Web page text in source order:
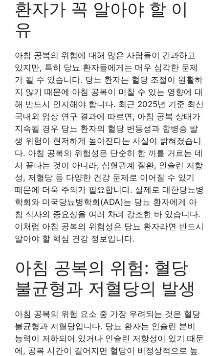
환자가 꼭 알아야 할 이
유
아침 공복의 위험에 대해 많은 사람들이 간과하고
있지만, 특히 당뇨 환자들에게는 매우 심각한 문제
가 될 수 있습니다. 당뇨 환자는 혈당 조절이 원활하
지 않기 때문에 아침 공복이 미칠 수 있는 영향에 대
해 반드시 인지해야 합니다. 최근 2025년 기준 최신
국내외 임상 연구 결과에 따르면, 아침 공복 상태가
지속될 경우 당뇨 환자의 혈당 변동성과 합병증 발
생 위험이 현저하게 높아진다는 사실이 밝혀졌습니
다. 아침 공복의 위험성은 단순히 한 끼를 거르는 데
서 끝나는 것이 아니라, 심혈관계 질환, 인슐린 저항
성, 저혈당 등 다양한 건강 문제로 이어질 수 있기
때문에 더욱 주의가 필요합니다. 실제로 대한당뇨병
학회와 미국당뇨병학회(ADA)는 당뇨 환자에게 아
침 식사의 중요성을 여러 차례 강조한 바 있습니다.
이처럼 아침 공복의 위험성은 당뇨 환자라면 반드시
알아야 할 핵심 건강 정보입니다.
아침 공복의 위험: 혈당
불균형과 저혈당의 발생
아침 공복의 위험 요소 중 가장 우려되는 것은 혈당
불균형과 저혈당입니다. 당뇨 환자는 인슐린 분비
능력이 저하되어 있거나 인슐린 저항성이 있기 때문
에, 공복 시간이 길어지면 혈당이 비정상적으로 높